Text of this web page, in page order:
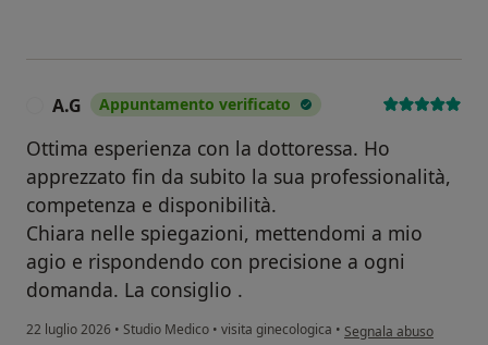
A.G Appuntamento verificato
Ottima esperienza con la dottoressa. Ho
apprezzato fin da subito la sua professionalità,
competenza e disponibilità.
Chiara nelle spiegazioni, mettendomi a mio
agio e rispondendo con precisione a ogni
domanda. La consiglio .
22 luglio 2026 • Studio Medico • visita ginecologica • secondo l'opinione
Segnala abuso